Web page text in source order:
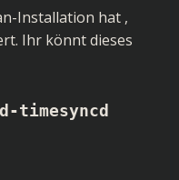
Installation hat ,
Ihr könnt dieses
timesyncd